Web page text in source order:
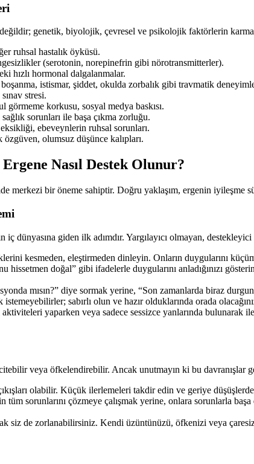
genetik, biyolojik, çevresel ve psikolojik faktörlerin
ruhsal hastalık öyküsü.
(serotonin, norepinefrin gibi nörotransmitterler).
hızlı hormonal dalgalanmalar.
istismar, şiddet, okulda zorbalık gibi travmatik
stresi.
görmeme korkusu, sosyal medya baskısı.
sorunları ile başa çıkma zorluğu.
ebeveynlerin ruhsal sorunları.
olumsuz düşünce kalıpları.
Nasıl Destek Olunur?
merkezi bir öneme sahiptir. Doğru yaklaşım, ergenin iyileşme
dünyasına giden ilk adımdır. Yargılayıcı olmayan, destekleyici
kesmeden, eleştirmeden dinleyin. Onların duygularını
hissetmen doğal” gibi ifadelerle duygularını anladığınızı
mısın?” diye sormak yerine, “Son zamanlarda biraz
sabırlı olun ve hazır olduklarında orada
yaparken veya sadece sessizce yanlarında bulunarak
veya öfkelendirebilir. Ancak unutmayın ki bu davranışlar
olabilir. Küçük ilerlemeleri takdir edin ve geriye
tüm sorunlarını çözmeye çalışmak yerine, onlara sorunlarla
siz de zorlanabilirsiniz. Kendi üzüntünüzü, öfkenizi veya